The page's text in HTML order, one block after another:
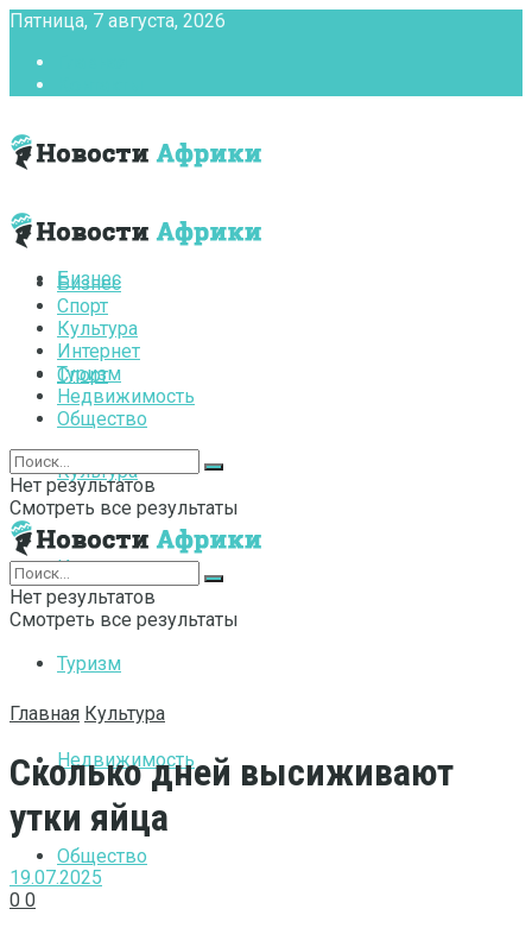
Пятница, 7 августа, 2026
Бизнес
Спорт
Культура
Интернет
Туризм
Недвижимость
Общество
Бизнес
Спорт
Культура
Интернет
Туризм
Недвижимость
Общество
Нет результатов
Смотреть все результаты
Нет результатов
Смотреть все результаты
Главная Культура
Сколько дней высиживают
утки яйца
19.07.2025
0 0